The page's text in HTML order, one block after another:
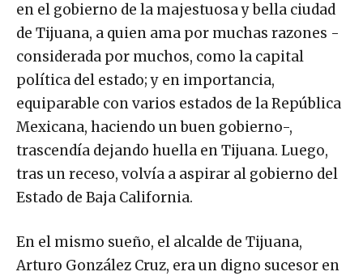
en el gobierno de la majestuosa y bella ciudad
de Tijuana, a quien ama por muchas razones -
considerada por muchos, como la capital
política del estado; y en importancia,
equiparable con varios estados de la República
Mexicana, haciendo un buen gobierno-,
trascendía dejando huella en Tijuana. Luego,
tras un receso, volvía a aspirar al gobierno del
Estado de Baja California.
En el mismo sueño, el alcalde de Tijuana,
Arturo González Cruz, era un digno sucesor en